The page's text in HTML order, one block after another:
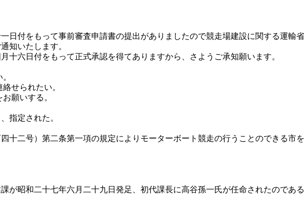
日付をもって事前審査申請書の提出がありましたので競走場建設に関する運輸
知いたします。
六日付をもって正式承認を得てありますから、さようご承知願います。
せられたい。
願いする。
指定された。
二号）第二条第一項の規定によりモーターボート競走の行うことのできる市を
昭和二十七年六月二十九日発足、初代課長に高谷孫一氏が任命されたのである